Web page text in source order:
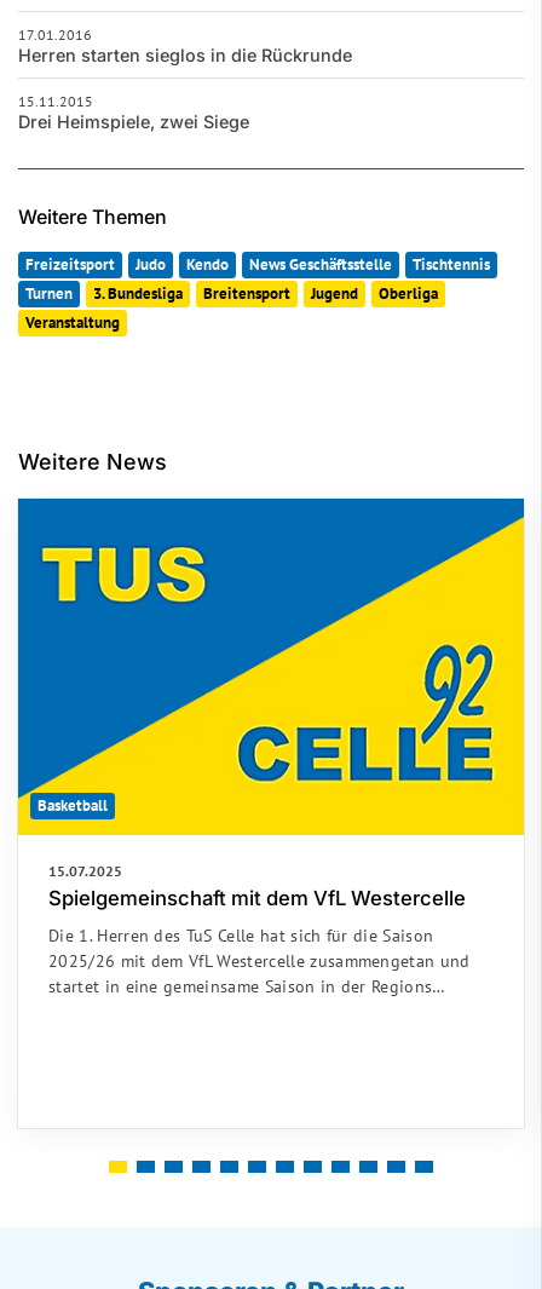
17.01.2016
Herren starten sieglos in die Rückrunde
15.11.2015
Drei Heimspiele, zwei Siege
Weitere Themen
Freizeitsport Judo Kendo News Geschäftsstelle
Tischtennis
Turnen
3. Bundesliga Breitensport Jugend
Oberliga
Veranstaltung
Weitere News
Basketball
15.07.2025
Spielgemeinschaft mit dem VfL Westercelle
Die 1. Herren des TuS Celle hat sich für die Saison
2025/26 mit dem VfL Westercelle zusammengetan und
startet in eine gemeinsame Saison in der Regions…